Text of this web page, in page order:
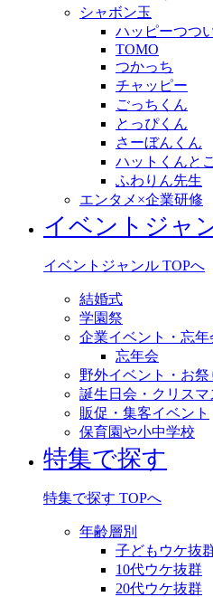
シャボン玉
ハッピーつつ
TOMO
つかっち
チャッピー
ごっちくん
とっぴくん
さーぼんくん
ハットくんと
ふわりん先生
エンタメ×企業研修
イベントジャ
イベントジャンル TOPへ
結婚式
学園祭
企業イベント・忘年
忘年会
野外イベント・お祭
誕生日会・クリスマ
販促・集客イベント
保育園や小中学校
特集で探す
特集で探す TOPへ
年齢層別
子どもウケ抜
10代ウケ抜群
20代ウケ抜群